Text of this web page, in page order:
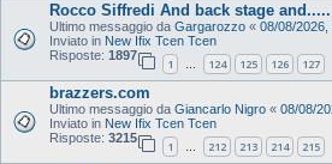
Rocco Siffredi And back stage and.....
Ultimo messaggio da Gargarozzo « 08/08/2026,
Inviato in New Ifix Tcen Tcen
Risposte: 1897
1 … 124 125 126 127
brazzers.com
Ultimo messaggio da Giancarlo Nigro « 08/08/
Inviato in New Ifix Tcen Tcen
Risposte: 3215
1 … 212 213 214 215